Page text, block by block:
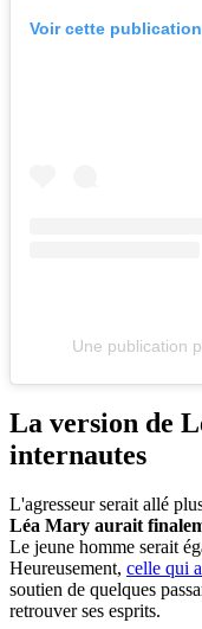
Voir cette
Une publication
La version de
internautes
L'agresseur serait allé
Léa Mary aurait
Le jeune homme serait
Heureusement, celle qui
soutien de quelques
retrouver ses esprits.